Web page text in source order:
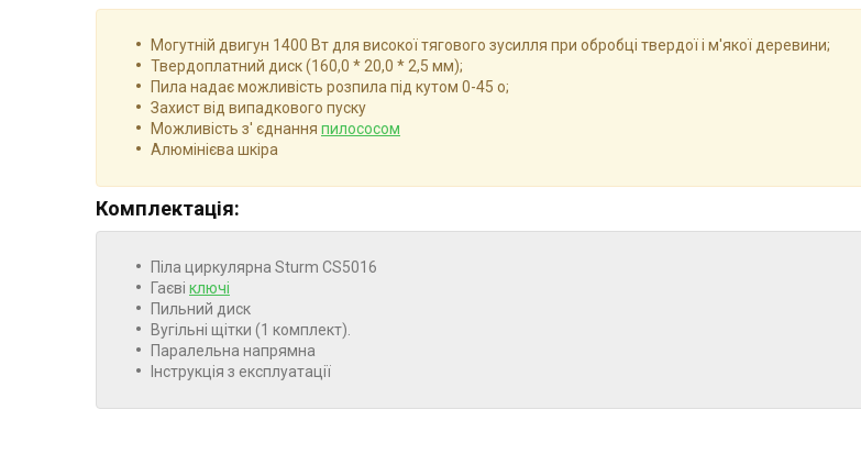
Могутній двигун 1400 Вт для високої тягового зусилля при обробці твердої і м'якої деревини;
Твердоплатний диск (160,0 * 20,0 * 2,5 мм);
Пила надає можливість розпила під кутом 0-45 o;
Захист від випадкового пуску
Можливість з' єднання пилососом
Алюмінієва шкіра
Комплектація:
Піла циркулярна Sturm CS5016
Гаєві ключі
Пильний диск
Вугільні щітки (1 комплект).
Паралельна напрямна
Інструкція з експлуатації